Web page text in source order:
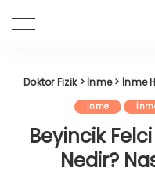
Doktor Fizik> İnme> İnme
İnme
Beyincik
Nedir?